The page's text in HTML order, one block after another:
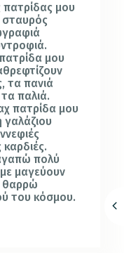
πατρίδας μου
σταυρός
μου
τα πανιά
παλιά.
πατρίδα μου
καρδιές.
πολύ
μαγεύουν
θαρρώ
του κόσμου.